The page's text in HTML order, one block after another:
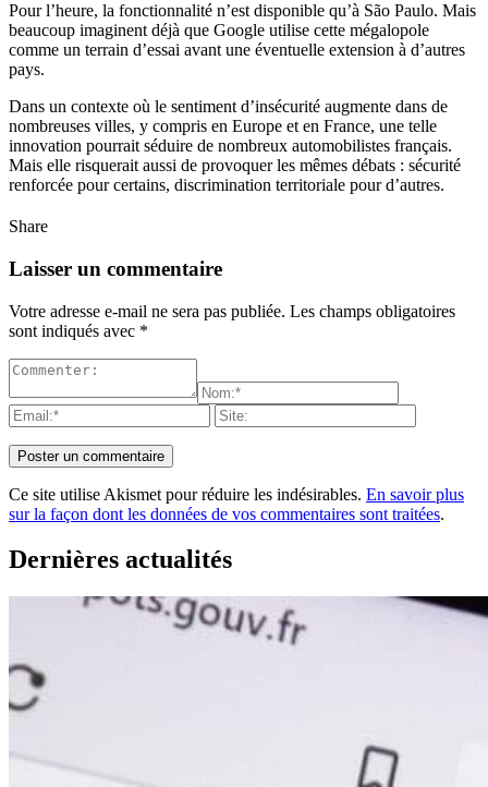
Pour l’heure, la fonctionnalité n’est disponible qu’à São Paulo. Mais
beaucoup imaginent déjà que Google utilise cette mégalopole
comme un terrain d’essai avant une éventuelle extension à d’autres
pays.
Dans un contexte où le sentiment d’insécurité augmente dans de
nombreuses villes, y compris en Europe et en France, une telle
innovation pourrait séduire de nombreux automobilistes français.
Mais elle risquerait aussi de provoquer les mêmes débats : sécurité
renforcée pour certains, discrimination territoriale pour d’autres.
Share
Laisser un commentaire
Votre adresse e-mail ne sera pas publiée. Les champs obligatoires
sont indiqués avec *
Ce site utilise Akismet pour réduire les indésirables. En savoir plus
sur la façon dont les données de vos commentaires sont traitées.
Dernières actualités